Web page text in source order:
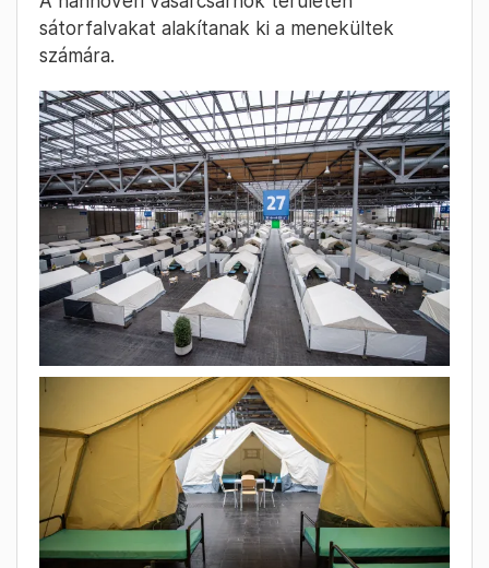
sátorfalvakat alakítanak ki a menekültek
számára.